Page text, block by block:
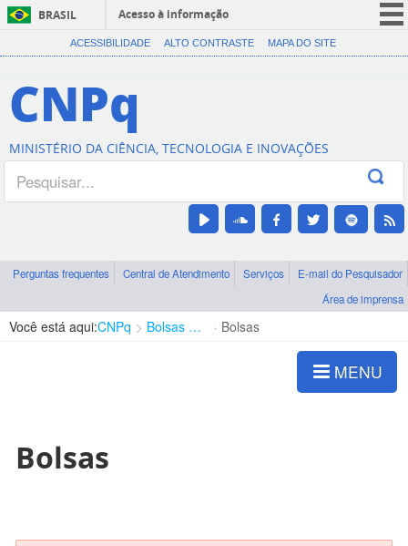
BRASIL
Acesso à informação
CORONAVÍRUS (COVID-19)
Canais
ACESSIBILIDADE ALTO CONTRASTE MAPA DO SITE
CNPq
MINISTÉRIO DA CIÊNCIA, TECNOLOGIA E INOVAÇÕES
Perguntas frequentes Central de Atendimento Serviços
E-mail do Pesquisador
Área de imprensa
Você está aqui:CNPq Bolsas e Auxílios Vigentes Bolsas
MENU
Bolsas